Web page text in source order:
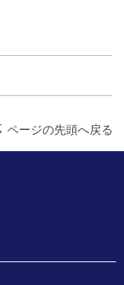
ページの先頭へ戻る